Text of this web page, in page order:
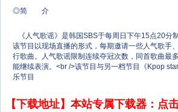
◎简 介
《人气歌谣》是韩国SBS于每周日下午15点20分
该节目以现场直播的形式，每期邀请一些人气歌手
行歌曲。人气歌谣限制连续夺冠次数，同首歌曲最
能继续表演。<br />该节目与另一档节目《Kpop
乐节目
【下载地址】本站专属下载器：点